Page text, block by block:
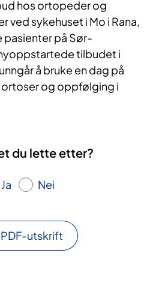
hos ortopeder og
ved sykehuset i Mo i Rana,
pasienter på Sør-
tilbudet i
å bruke en dag på
ortoser og oppfølging i
du lette etter?
Ja Nei
PDF-utskrift